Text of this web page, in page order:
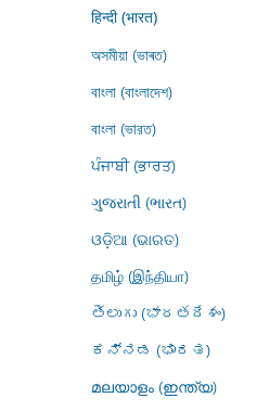
हिन्दी (भारत)
অসমীয়া (ভাৰত)
বাংলা (বাংলাদেশ)
বাংলা (ভারত)
ਪੰਜਾਬੀ (ਭਾਰਤ)
ગુજરાતી (ભારત)
ଓଡ଼ିଆ (ଭାରତ)
தமிழ் (இந்தியா)
తెలుగు (భారతదేశం)
ಕನ್ನಡ (ಭಾರತ)
മലയാളം (ഇന്ത്യ)